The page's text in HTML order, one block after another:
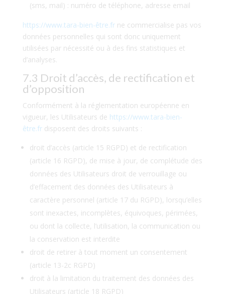
(sms, mail) : numéro de téléphone, adresse email
https://www.tara-bien-être.frne commercialise pas vos
données personnelles qui sont donc uniquement
utilisées par nécessité ou à des fins statistiques et
d’analyses.
7.3 Droit d’accès, de rectification et
d’opposition
Conformément à la réglementation européenne en
vigueur, les Utilisateurs de https://www.tara-bien-
être.frdisposent des droits suivants :
droit d’accès (article 15 RGPD) et de rectification
(article 16 RGPD), de mise à jour, de complétude des
données des Utilisateurs droit de verrouillage ou
d’effacement des données des Utilisateurs à
caractère personnel (article 17 du RGPD), lorsqu’elles
sont inexactes, incomplètes, équivoques, périmées,
ou dont la collecte, l’utilisation, la communication ou
la conservation est interdite
droit de retirer à tout moment un consentement
(article 13-2c RGPD)
droit à la limitation du traitement des données des
Utilisateurs (article 18 RGPD)